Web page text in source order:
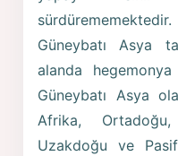
Güneybatı Asya
alanda
Güneybatı Asya
Afrika,
Uzakdoğu ve